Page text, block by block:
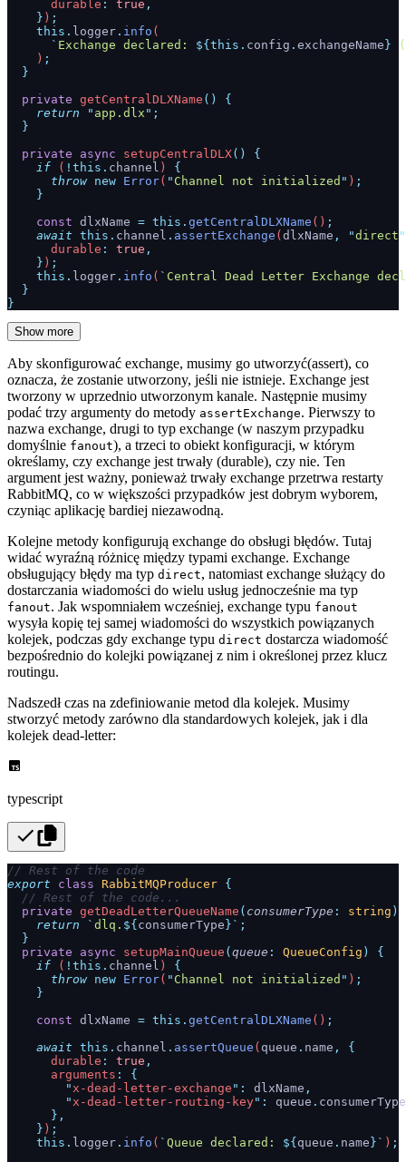
      durable
: true ,
    }
) ;
    this.
logger . info (
      `
Exchange declared: ${ this. config . exchangeName } (
    )
;
  }
  private
getCentralDLXName ()
{
    return
" app.dlx " ;
  }
  private
async setupCentralDLX()
{
    if
( !this. channel ) {
      throw
new Error( " Channel not initialized " ) ;
    }
    const
dlxName = this. getCentralDLXName () ;
    await
this. channel . assertExchange ( dlxName , "direct "
      durable
: true ,
    }
) ;
    this.
logger . info ( ` Central Dead Letter Exchange
  }
}
Show more
Aby skonfigurować exchange, musimy go utworzyć(assert), co
oznacza, że zostanie utworzony, jeśli nie istnieje. Exchange jest
tworzony w uprzednio utworzonym kanale. Następnie musimy
podać trzy argumenty do metody assertExchange. Pierwszy to
nazwa exchange, drugi to typ exchange (w naszym przypadku
domyślnie fanout), a trzeci to obiekt konfiguracji, w którym
określamy, czy exchange jest trwały (durable), czy nie. Ten
argument jest ważny, ponieważ trwały exchange przetrwa restarty
RabbitMQ, co w większości przypadków jest dobrym wyborem,
czyniąc aplikację bardiej niezawodną.
Kolejne metody konfigurują exchange do obsługi błędów. Tutaj
widać wyraźną różnicę między typami exchange. Exchange
obsługujący błędy ma typ direct, natomiast exchange służący do
dostarczania wiadomości do wielu usług jednocześnie ma typ
fanout. Jak wspomniałem wcześniej, exchange typu fanout
wysyła kopię tej samej wiadomości do wszystkich powiązanych
kolejek, podczas gdy exchange typu direct dostarcza wiadomość
bezpośrednio do kolejki powiązanej z nim i określonej przez klucz
routingu.
Nadszedł czas na zdefiniowanie metod dla kolejek. Musimy
stworzyć metody zarówno dla standardowych kolejek, jak i dla
kolejek dead-letter:
typescript
// Rest of the code
export class RabbitMQProducer {
  // Rest of the code...
  private
getDeadLetterQueueName ( consumerType : string )
    return
` dlq. ${ consumerType }` ;
  }
  private
async setupMainQueue ( queue : QueueConfig )
{
    if
( !this. channel ) {
      throw
new Error( " Channel not initialized " ) ;
    }
    const
dlxName = this. getCentralDLXName () ;
    await
this. channel . assertQueue ( queue . name ,
{
      durable
: true ,
      arguments
:
{
        "
x-dead-letter-exchange " : dlxName ,
        "
x-dead-letter-routing-key" : queue . consumerType
      },
    }
) ;
    this.
logger . info ( ` Queue declared: ${ queue . name }` ) ;